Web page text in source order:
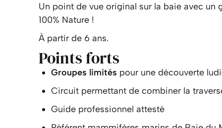
Un point de vue original sur la baie avec un
100% Nature !
À partir de 6 ans.
Points forts
Groupes limités pour une découverte
Circuit permettant de combiner la
Guide professionnel attesté